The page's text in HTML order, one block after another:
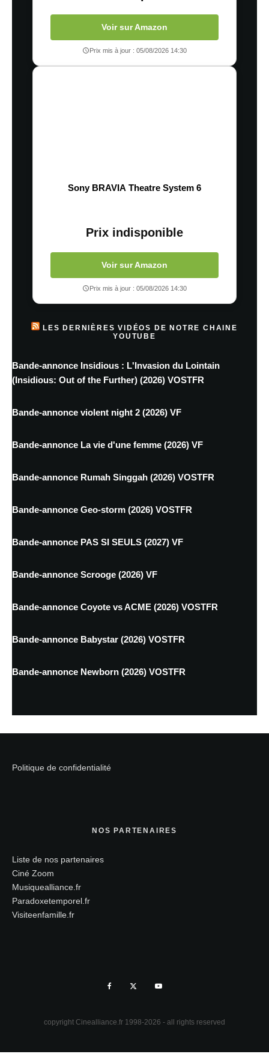
Voir sur Amazon
Prix mis à jour : 05/08/2026 14:30
Sony BRAVIA Theatre System 6
Prix indisponible
Voir sur Amazon
Prix mis à jour : 05/08/2026 14:30
LES DERNIÈRES VIDÉOS DE NOTRE CHAINE
YOUTUBE
Bande-annonce Insidious : L'Invasion du Lointain
(Insidious: Out of the Further) (2026) VOSTFR
Bande-annonce violent night 2 (2026) VF
Bande-annonce La vie d'une femme (2026) VF
Bande-annonce Rumah Singgah (2026) VOSTFR
Bande-annonce Geo-storm (2026) VOSTFR
Bande-annonce PAS SI SEULS (2027) VF
Bande-annonce Scrooge (2026) VF
Bande-annonce Coyote vs ACME (2026) VOSTFR
Bande-annonce Babystar (2026) VOSTFR
Bande-annonce Newborn (2026) VOSTFR
Politique de confidentialité
NOS PARTENAIRES
Liste de nos partenaires
Ciné Zoom
Musiquealliance.fr
Paradoxetemporel.fr
Visiteenfamille.fr
copyright Cinealliance.fr 1998-2026 - all rights reserved